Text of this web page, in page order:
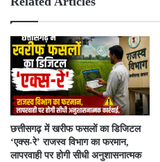
​छत्तीसगढ़ में खरीफ फसलों का डिजिटल
‘एक्स-रे’ राजस्व विभाग का फरमान,
लापरवाही पर होगी सीधी अनुशासनात्मक